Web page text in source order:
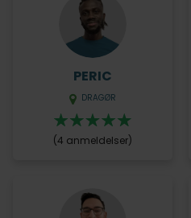
PERIC
DRAGØR
(4 anmeldelser)